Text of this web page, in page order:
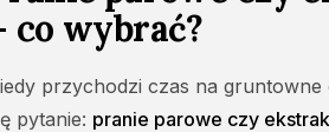
co wybrać?
przychodzi czas na gruntowne
pytanie: pranie parowe czy